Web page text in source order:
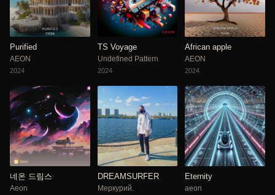
Purified
AEON
2024
TS Voyage
Undefined Pattern
2024
African apple
AEON
2024
네온 드림스
Aeon
DREAMSURFER
Меркурий.
Eternity
aeon